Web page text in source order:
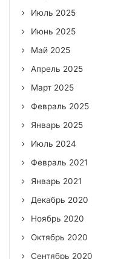
Июль 2025
Июнь 2025
Май 2025
Апрель 2025
Март 2025
Февраль 2025
Январь 2025
Июль 2024
Февраль 2021
Январь 2021
Декабрь 2020
Ноябрь 2020
Октябрь 2020
Сентябрь 2020